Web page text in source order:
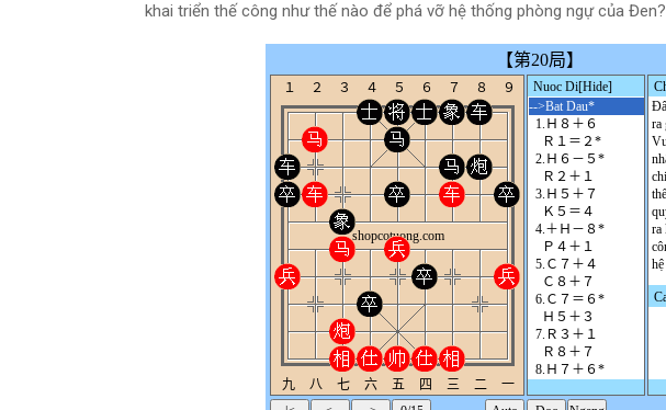
khai triển thế công như thế nào để phá vỡ hệ thống phòng ngự của Đen?